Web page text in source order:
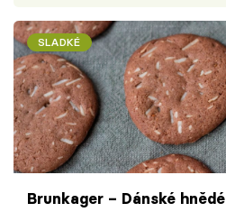
SLADKÉ
Brunkager – Dánské hnědé